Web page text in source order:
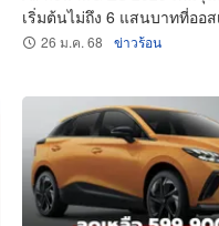
เริ่มต้นไม่ถึง 6 แสนบาทที่ออส
26 ม.ค. 68 ข่าวร้อน